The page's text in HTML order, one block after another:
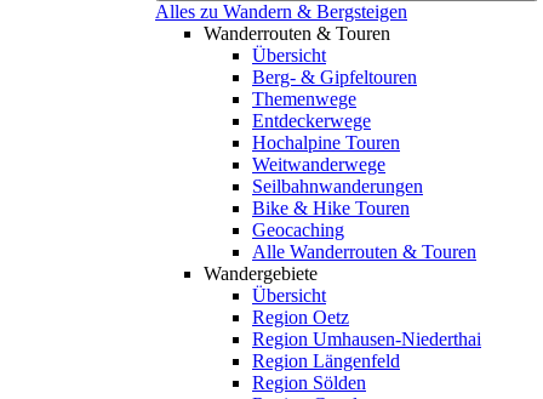
Alles zu Wandern & Bergsteigen
Wanderrouten & Touren
Übersicht
Berg- & Gipfeltouren
Themenwege
Entdeckerwege
Hochalpine Touren
Weitwanderwege
Seilbahnwanderungen
Bike & Hike Touren
Geocaching
Alle Wanderrouten & Touren
Wandergebiete
Übersicht
Region Oetz
Region Umhausen-Niederthai
Region Längenfeld
Region Sölden